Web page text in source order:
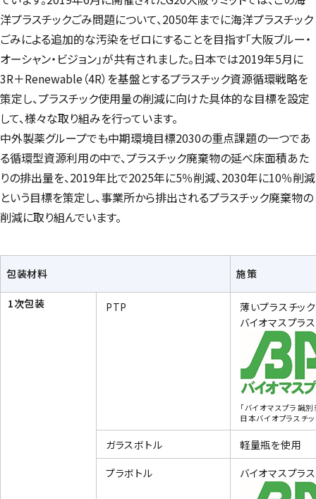
洋プラスチックごみ問題について、2050年までに海洋プラスチック
ごみによる追加的な汚染をゼロにすることを目指す「大阪ブルー・
オーシャン・ビジョン」が共有されました。日本では2019年5月に
3R＋Renewable（4R）を基盤とするプラスチック資源循環戦略を
策定し、プラスチック使用量の削減に向けた具体的な目標を設定
して、様々な取り組みを行っています。
中外製薬グループでも中期環境目標2030の重点課題の一つであ
る循環型資源利用の中で、プラスチック廃棄物の延べ床面積あた
りの排出量を、2019年比で2025年に5％削減、2030年に10％削減
という目標を策定し、事業所から排出されるプラスチック廃棄物の
削減に取り組んでいます。
包装材料 施策
1次包装 PTP
薄いプラスチッ
バイオマスプラ
「バイオマスプラ識
日本バイオプラスチ
ガラスボトル
軽量瓶を使用
プラボトル
バイオマスプラ